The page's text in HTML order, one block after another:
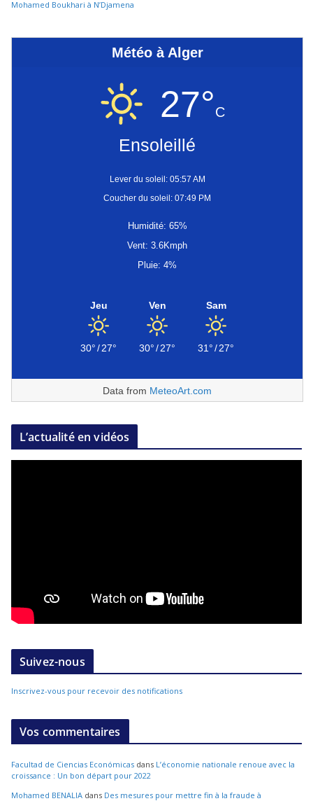
Mohamed Boukhari à N’Djamena
Météo à Alger
27°C
Ensoleillé
Lever du soleil: 05:57 AM
Coucher du soleil: 07:49 PM
Humidité: 65%
Vent: 3.6Kmph
Pluie: 4%
Jeu
30°/27°
Ven
30°/27°
Sam
31°/27°
Data from MeteoArt.com
L’actualité en vidéos
Suivez-nous
Inscrivez-vous pour recevoir des notifications
Vos commentaires
Facultad de Ciencias Económicas dans L’économie nationale renoue avec la
croissance : Un bon départ pour 2022
Mohamed BENALIA dans Des mesures pour mettre fin à la fraude à